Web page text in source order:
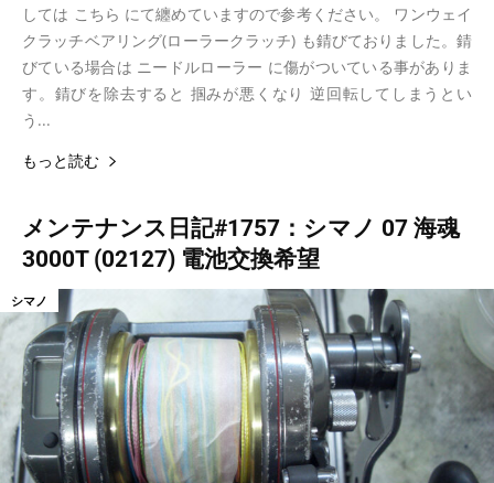
しては こちら にて纏めていますので参考ください。 ワンウェイ
クラッチベアリング(ローラークラッチ) も錆びておりました。錆
びている場合は ニードルローラー に傷がついている事がありま
す。錆びを除去すると 掴みが悪くなり 逆回転してしまうとい
う...
もっと読む
メンテナンス日記#1757：シマノ 07 海魂
3000T (02127) 電池交換希望
シマノ